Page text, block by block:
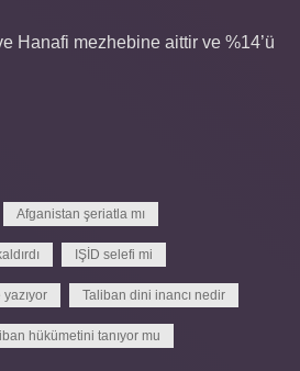
Hanafi mezhebine aittir ve %14’ü
Afganistan şeriatla mı
IŞİD selefi mi
Taliban dini inancı nedir
hükümetini tanıyor mu